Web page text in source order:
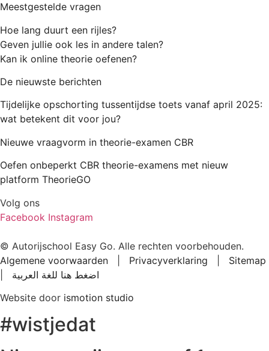
Meestgestelde vragen
Hoe lang duurt een rijles?
Geven jullie ook les in andere talen?
Kan ik online theorie oefenen?
De nieuwste berichten
Tijdelijke opschorting tussentijdse toets vanaf april 2025:
wat betekent dit voor jou?
Nieuwe vraagvorm in theorie-examen CBR
Oefen onbeperkt CBR theorie-examens met nieuw
platform TheorieGO
Volg ons
Facebook Instagram
© Autorijschool Easy Go. Alle rechten voorbehouden.
Algemene voorwaarden
Privacyverklaring
Sitemap
اضغط هنا للغة العربية
Website door ismotion studio
#wistjedat